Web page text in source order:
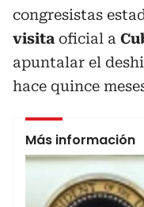
congresistas
visita oficial a
apuntalar el
hace quince
Más información